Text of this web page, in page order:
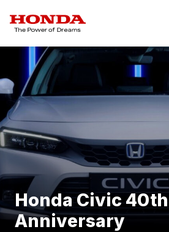
Honda Civic 40th
Anniversary